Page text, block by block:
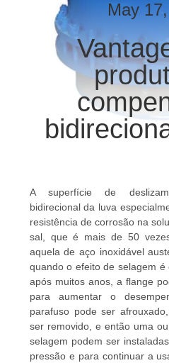
EXCURSÃO
FÁBRICA
CONTROLE
QUALIDADE
CONTACTE-
NOS
NOTÍCIA
PEÇA
UMAS
CITAÇÕES
May
A superfície de
bidirecional da luva
resistência de corrosão na
sal, que é mais de 50
aquela de aço inoxidável
quando o efeito de selagem
após muitos anos, a flange
para aumentar o
parafuso pode ser
ser removido, e então uma
selagem podem ser
pressão e para continuar a